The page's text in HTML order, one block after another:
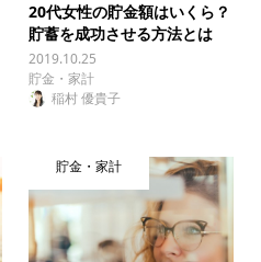
20代女性の貯金額はいくら？
貯蓄を成功させる方法とは
2019.10.25
貯金・家計
稲村 優貴子
貯金・家計